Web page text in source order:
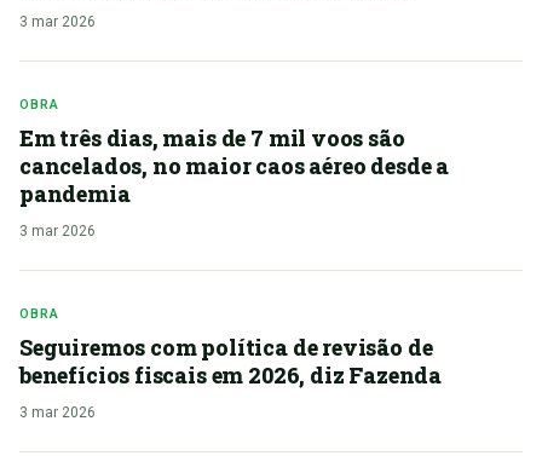
3 mar 2026
OBRA
Em três dias, mais de 7 mil voos são
cancelados, no maior caos aéreo desde a
pandemia
3 mar 2026
OBRA
Seguiremos com política de revisão de
benefícios fiscais em 2026, diz Fazenda
3 mar 2026